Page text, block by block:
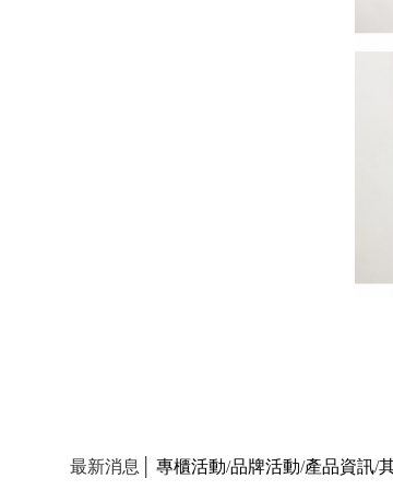
最新消息│ 專櫃活動/品牌活動/產品資訊/